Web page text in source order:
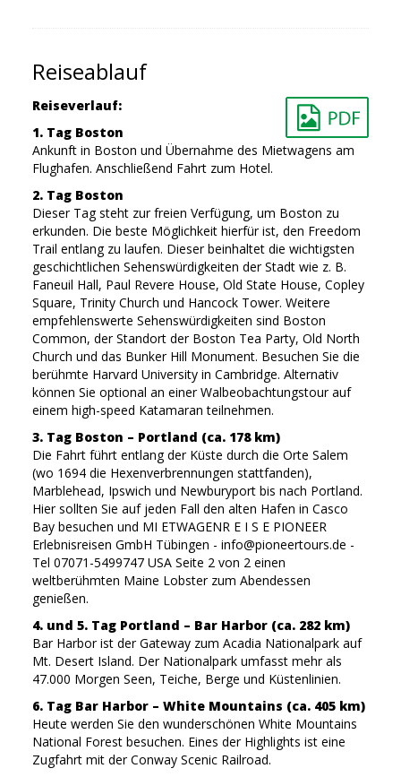
Reiseablauf
Reiseverlauf:
1. Tag Boston
Ankunft in Boston und Übernahme des Mietwagens am
Flughafen. Anschließend Fahrt zum Hotel.
2. Tag Boston
Dieser Tag steht zur freien Verfügung, um Boston zu
erkunden. Die beste Möglichkeit hierfür ist, den Freedom
Trail entlang zu laufen. Dieser beinhaltet die wichtigsten
geschichtlichen Sehenswürdigkeiten der Stadt wie z. B.
Faneuil Hall, Paul Revere House, Old State House, Copley
Square, Trinity Church und Hancock Tower. Weitere
empfehlenswerte Sehenswürdigkeiten sind Boston
Common, der Standort der Boston Tea Party, Old North
Church und das Bunker Hill Monument. Besuchen Sie die
berühmte Harvard University in Cambridge. Alternativ
können Sie optional an einer Walbeobachtungstour auf
einem high-speed Katamaran teilnehmen.
3. Tag Boston – Portland (ca. 178 km)
Die Fahrt führt entlang der Küste durch die Orte Salem
(wo 1694 die Hexenverbrennungen stattfanden),
Marblehead, Ipswich und Newburyport bis nach Portland.
Hier sollten Sie auf jeden Fall den alten Hafen in Casco
Bay besuchen und MI ETWAGENR E I S E PIONEER
Erlebnisreisen GmbH Tübingen - info@pioneertours.de -
Tel 07071-5499747 USA Seite 2 von 2 einen
weltberühmten Maine Lobster zum Abendessen
genießen.
4. und 5. Tag Portland – Bar Harbor (ca. 282 km)
Bar Harbor ist der Gateway zum Acadia Nationalpark auf
Mt. Desert Island. Der Nationalpark umfasst mehr als
47.000 Morgen Seen, Teiche, Berge und Küstenlinien.
6. Tag Bar Harbor – White Mountains (ca. 405 km)
Heute werden Sie den wunderschönen White Mountains
National Forest besuchen. Eines der Highlights ist eine
Zugfahrt mit der Conway Scenic Railroad.